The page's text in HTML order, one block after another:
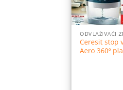
ODVLAŽIVAČI
Ceresit stop
Aero 360º